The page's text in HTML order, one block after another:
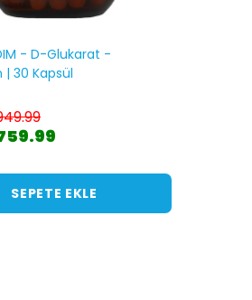
- D-Glukarat -
30 Kapsül
SEPETE EKLE